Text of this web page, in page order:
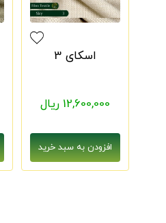
اسکای 3
12,600,000 ریال